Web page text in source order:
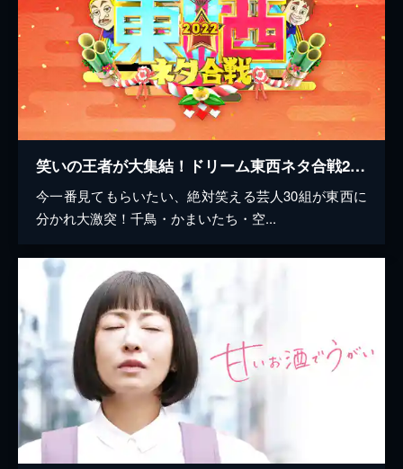
笑いの王者が大集結！ドリーム東西ネタ合戦2022
今一番見てもらいたい、絶対笑える芸人30組が東西に
分かれ大激突！千鳥・かまいたち・空...